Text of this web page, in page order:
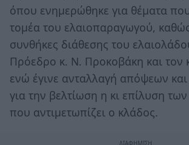
όπου ενημερώθηκε για θέματα
τομέα του ελαιοπαραγωγού, καθώς
συνθήκες διάθεσης του
Πρόεδρο κ. Ν. Προκοβάκη και τον
ενώ έγινε ανταλλαγή απόψεων
για την βελτίωση η κι επίλυση
που αντιμετωπίζει ο κλάδος.